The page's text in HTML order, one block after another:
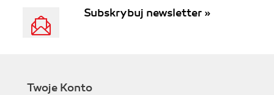
Subskrybuj newsletter »
Twoje Konto